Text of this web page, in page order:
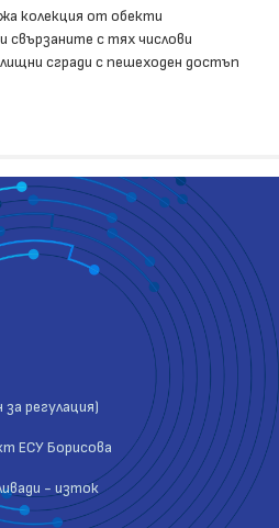
колекция от обекти
с тях числови
сгради с пешеходен достъп
регулация)
ЕСУ Борисова
- изток